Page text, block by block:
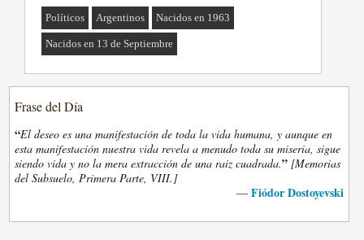
Políticos Argentinos Nacidos en 1963
Nacidos en 13 de Septiembre
Frase del Día
“El deseo es una manifestación de toda la vida humana, y aunque en
esta manifestación nuestra vida revela a menudo toda su miseria, sigue
siendo vida y no la mera extracción de una raiz cuadrada.” [Memorias
del Subsuelo, Primera Parte, VIII.]
— Fiódor Dostoyevski